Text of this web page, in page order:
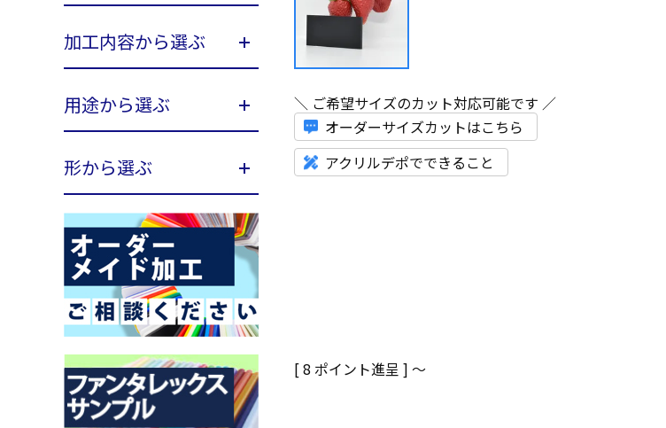
加工内容から選ぶ
用途から選ぶ
形から選ぶ
＼ ご希望サイズのカット対応可能です ／
オーダーサイズカットはこちら
アクリルデポでできること
[8 ポイント進呈 ] 〜